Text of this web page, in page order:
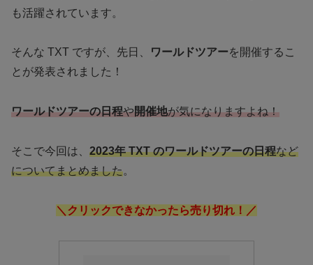
も活躍されています。
そんな TXT ですが、先日、 ワールドツアーを開催するこ
とが発表されました！
ワールドツアーの日程や開催地が気になりますよね！
そこで今回は、 2023年 TXT のワールドツアーの日程など
についてまとめました。
＼クリックできなかったら売り切れ！／